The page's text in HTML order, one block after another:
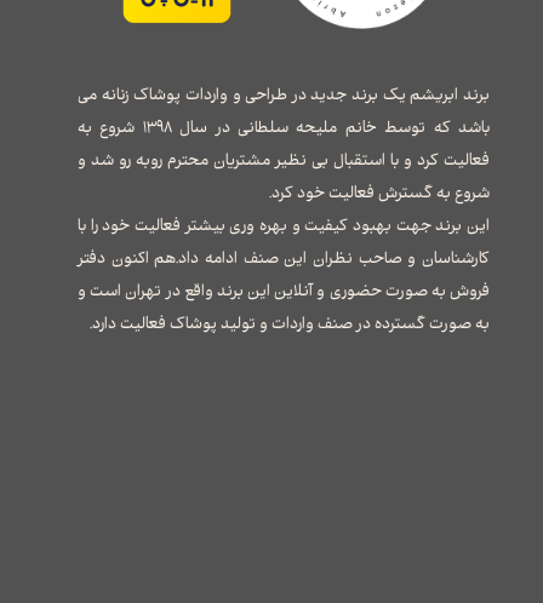
برند ابریشم یک برند جدید در طراحی و واردات پوشاک زنانه می
باشد که توسط خانم ملیحه سلطانی در سال ۱۳۹۸ شروع به
فعالیت کرد و با استقبال بی نظیر مشتریان محترم روبه رو شد و
شروع به گسترش فعالیت خود کرد.
این برند جهت بهبود کیفیت و بهره وری بیشتر فعالیت خود را با
کارشناسان و صاحب نظران این صنف ادامه داد.هم اکنون دفتر
فروش به صورت حضوری و آنلاین این برند واقع در تهران است و
به صورت گسترده در صنف واردات و تولید پوشاک فعالیت دارد.